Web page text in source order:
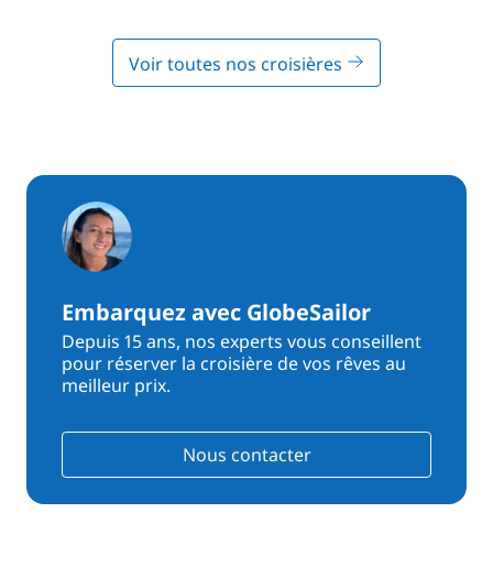
Voir toutes nos croisières
Embarquez avec GlobeSailor
Depuis 15 ans, nos experts vous conseillent
pour réserver la croisière de vos rêves au
meilleur prix.
Nous contacter